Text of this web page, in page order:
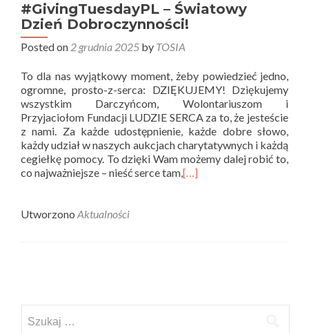
#GivingTuesdayPL – Światowy
Dzień Dobroczynności!
Posted on 2 grudnia 2025 by TOSIA
To dla nas wyjątkowy moment, żeby powiedzieć jedno,
ogromne, prosto-z-serca: DZIĘKUJEMY! Dziękujemy
wszystkim Darczyńcom, Wolontariuszom i
Przyjaciołom Fundacji LUDZIE SERCA za to, że jesteście
z nami. Za każde udostępnienie, każde dobre słowo,
każdy udział w naszych aukcjach charytatywnych i każdą
cegiełkę pomocy. To dzięki Wam możemy dalej robić to,
co najważniejsze – nieść serce tam,[…]
Utworzono Aktualności
navigation